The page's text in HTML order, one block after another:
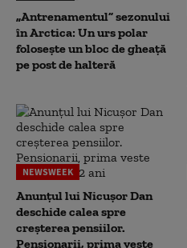
„Antrenamentul” sezonului
în Arctica: Un urs polar
folosește un bloc de gheață
pe post de halteră
NEWSWEEK
Anunțul lui Nicușor Dan
deschide calea spre
creșterea pensiilor.
Pensionarii, prima veste